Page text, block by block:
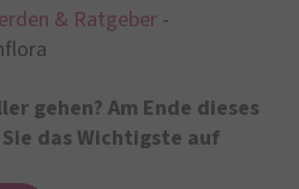
& Ratgeber-
gehen? Am Ende dieses
das Wichtigste auf